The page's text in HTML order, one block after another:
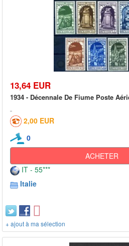
13,64 EUR
1934 - Décennale De Fiume Poste
2,00 EUR
0
ACHETER
IT - 55***
Italie
+ ajout à ma sélection